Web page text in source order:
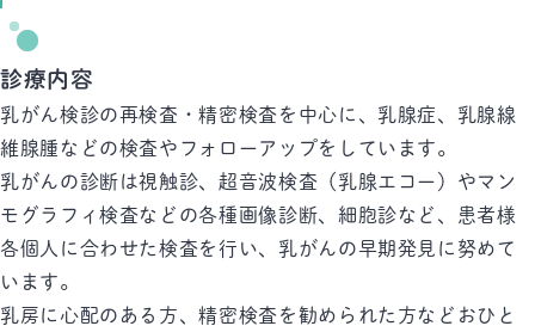
診療内容
乳がん検診の再検査・精密検査を中心に、乳腺症、乳腺線
維腺腫などの検査やフォローアップをしています。
乳がんの診断は視触診、超音波検査（乳腺エコー）やマン
モグラフィ検査などの各種画像診断、細胞診など、患者様
各個人に合わせた検査を行い、乳がんの早期発見に努めて
います。
乳房に心配のある方、精密検査を勧められた方などおひと